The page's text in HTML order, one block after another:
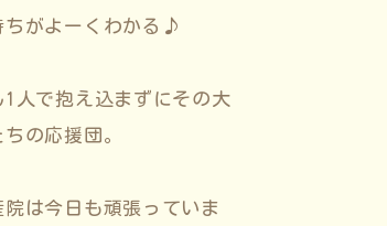
ちがよーくわかる♪
人で抱え込まずにその大
の応援団。
は今日も頑張っていま